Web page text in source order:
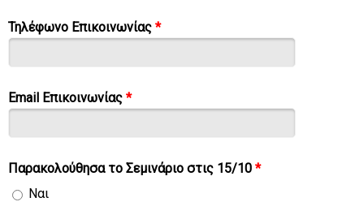
Τηλέφωνο Επικοινωνίας *
Email Επικοινωνίας *
Παρακολούθησα το Σεμινάριο στις 15/10 *
Ναι